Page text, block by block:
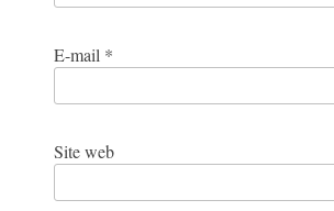
E-mail *
Site web